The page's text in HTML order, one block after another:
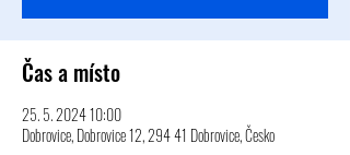
Čas a místo
25. 5. 2024 10:00
Dobrovice, Dobrovice 12, 294 41 Dobrovice, Česko